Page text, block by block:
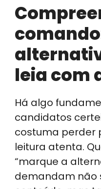
leia com
Há algo
candidatos
costuma perder
leitura atenta.
“marque a
demandam não